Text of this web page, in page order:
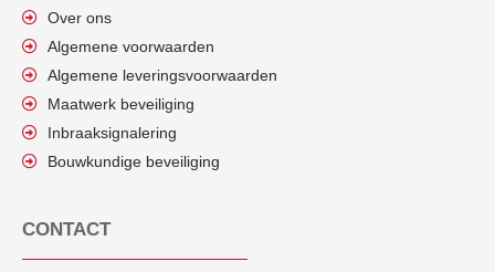
Over ons
Algemene voorwaarden
Algemene leveringsvoorwaarden
Maatwerk beveiliging
Inbraaksignalering
Bouwkundige beveiliging
CONTACT